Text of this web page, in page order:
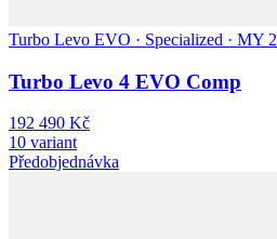
Turbo Levo EVO · Specialized · MY
Turbo Levo 4 EVO Comp
192 490 Kč
10 variant
Předobjednávka